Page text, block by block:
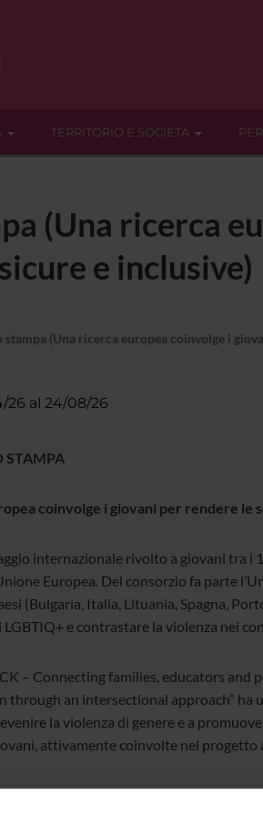
TERRITORIO E SOCIETÀ
(Una ricerca
e inclusive)
stampa (Una ricerca europea coinvolge i
26 al 24/08/26
STAMPA
coinvolge i giovani per rendere le
internazionale rivolto a giovani tra i
Europea. Del consorzio fa parte
(Bulgaria, Italia, Lituania, Spagna,
LGBTIQ+ e contrastare la violenza nei
– Connecting families, educators
through an intersectional approach”
la violenza di genere e a
attivamente coinvolte nel
rappresenta una fase centrale del